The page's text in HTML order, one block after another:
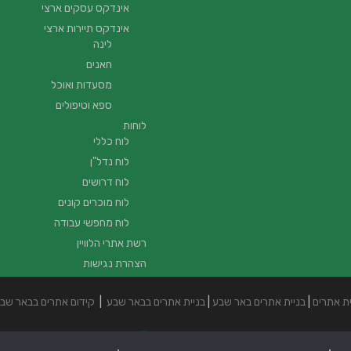
אינדקס עסקים ארצי
אינדקס תיירות ארצי
לינה
חאנים
מסעדות ואוכל
ספא וטיפולים
לוחות
לוח כללי
לוח נדל"ן
לוח דרושים
לוח מוכרים קונים
לוח מחפשי עבודה
רשת אתרי הלוויין
הצהרת נגישות
אתרים בניית אתרים באר שבע בניית אתרים בבאר שבע קידום אתרים בבאר